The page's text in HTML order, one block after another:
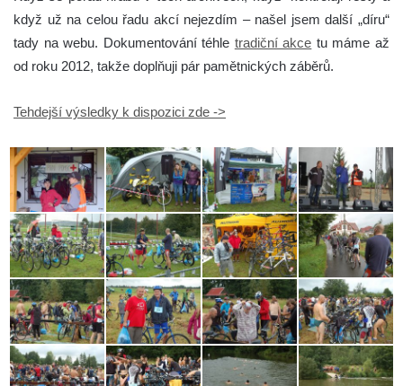
když už na celou řadu akcí nejezdím – našel jsem další „díru“
tady na webu. Dokumentování téhle tradiční akce tu máme až
od roku 2012, takže doplňuji pár pamětnických záběrů.
Tehdejší výsledky k dispozici zde ->